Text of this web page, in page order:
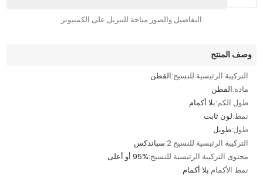
التفاصيل والصور متاحة للتنزيل على الكمبيوتر
وصف المنتج
التركيبة الرئيسية للنسيج:القطن
مادة:القطن
طول الكم:بلا أكمام
نمط:لون ثابت
طول:طويل
التركيبة الرئيسية للنسيج 2:
سباندكس
محتوى التركيبة الرئيسية للنسيج:95% أو أعلى
نمط الأكمام:بلا أكمام